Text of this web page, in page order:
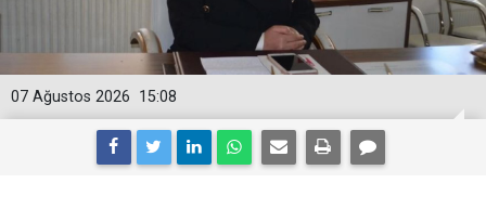
15:08
07 Ağustos 2026